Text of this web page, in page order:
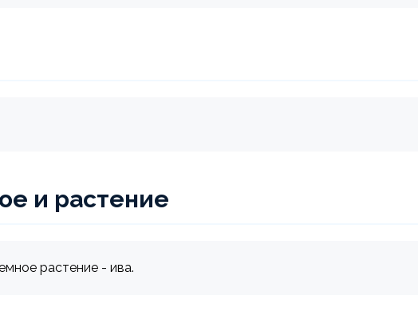
и растение
растение - ива.